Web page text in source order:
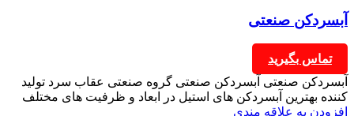
آبسردکن صنعتی
تماس بگیرید
آبسردکن صنعتی آبسردکن صنعتی گروه صنعتی عقاب سرد تولید
کننده بهترین آبسردکن های استیل در ابعاد و ظرفیت های مختلف
افزودن به علاقه مندی